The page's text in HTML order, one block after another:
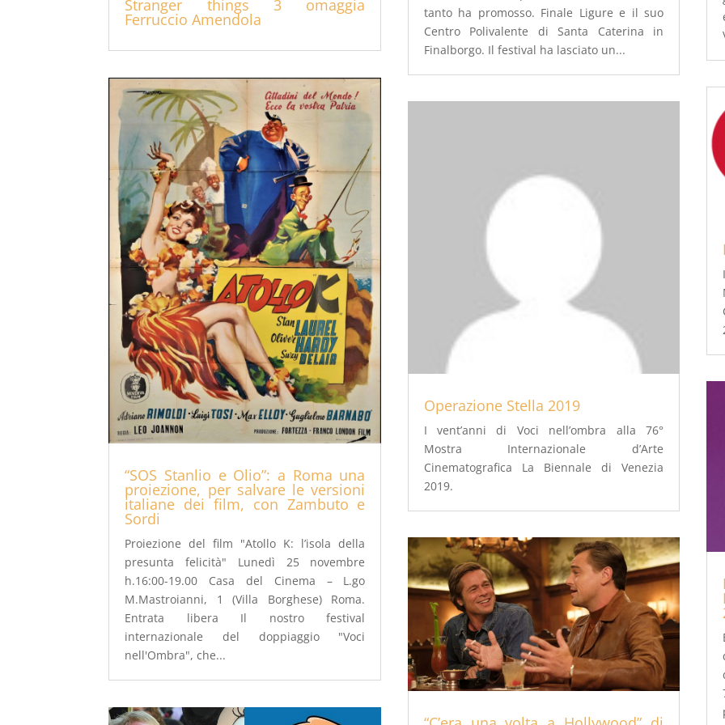
Stranger things 3 omaggia
Ferruccio Amendola
“SOS Stanlio e Olio”: a Roma una
proiezione, per salvare le versioni
italiane dei film, con Zambuto e
Sordi
Proiezione del film "Atollo K: l’isola della
presunta felicità" Lunedì 25 novembre
h.16:00-19.00 Casa del Cinema – L.go
M.Mastroianni, 1 (Villa Borghese) Roma.
Entrata libera Il nostro festival
internazionale del doppiaggio "Voci
nell'Ombra", che...
tanto ha promosso. Finale Ligure e il suo
Centro Polivalente di Santa Caterina in
Finalborgo. Il festival ha lasciato un...
Operazione Stella 2019
I vent’anni di Voci nell’ombra alla 76°
Mostra Internazionale d’Arte
Cinematografica La Biennale di Venezia
2019.